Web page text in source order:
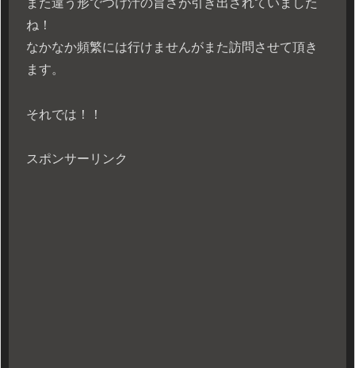
ね！
なかなか頻繁には行けませんがまた訪問させて頂き
ます。
それでは！！
スポンサーリンク